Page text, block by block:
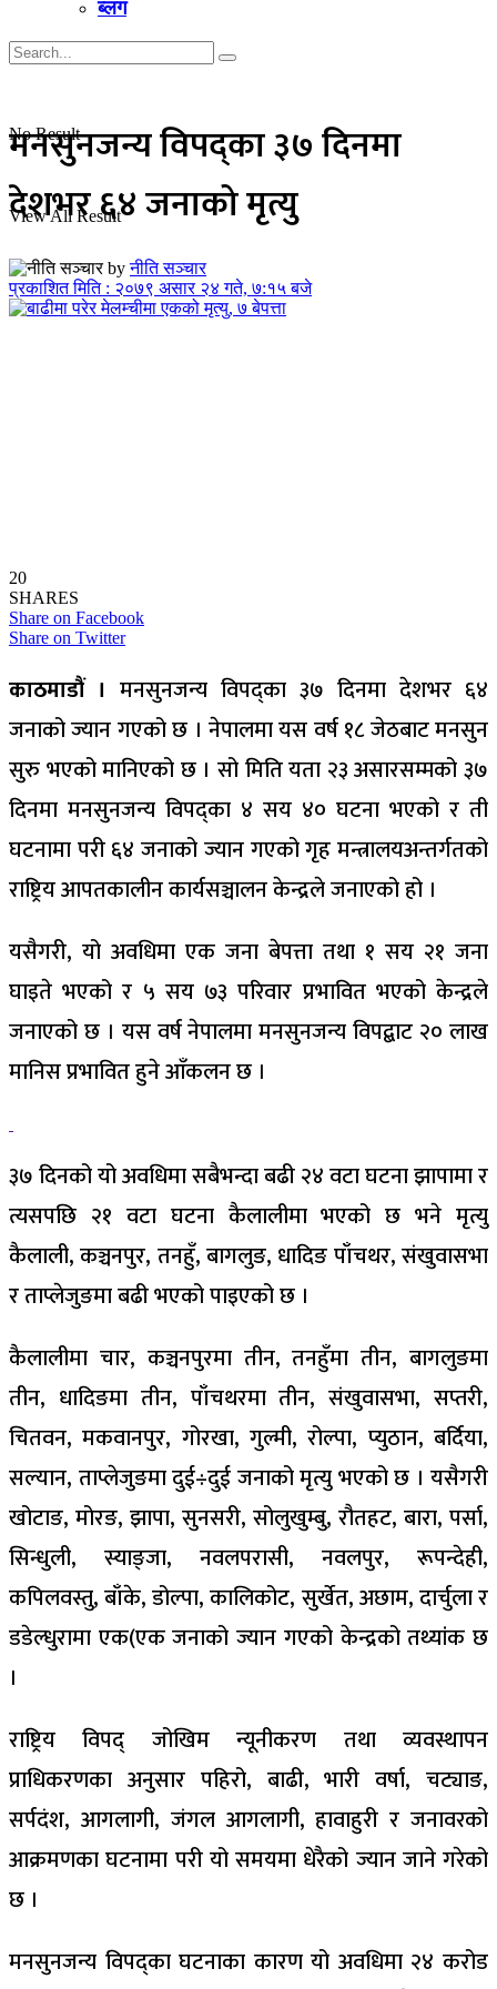
ब्लग
No Result
View All Result
मनसुनजन्य विपद्का ३७ दिनमा
देशभर ६४ जनाको मृत्यु
by नीति सञ्चार
प्रकाशित मिति : २०७९ असार २४ गते, ७:१५ बजे
20
SHARES
Share on Facebook
Share on Twitter
काठमाडौं । मनसुनजन्य विपद्का ३७ दिनमा देशभर ६४
जनाको ज्यान गएको छ । नेपालमा यस वर्ष १८ जेठबाट मनसुन
सुरु भएको मानिएको छ । सो मिति यता २३ असारसम्मको ३७
दिनमा मनसुनजन्य विपद्का ४ सय ४० घटना भएको र ती
घटनामा परी ६४ जनाको ज्यान गएको गृह मन्त्रालयअन्तर्गतको
राष्ट्रिय आपतकालीन कार्यसञ्चालन केन्द्रले जनाएको हो ।
यसैगरी, यो अवधिमा एक जना बेपत्ता तथा १ सय २१ जना
घाइते भएको र ५ सय ७३ परिवार प्रभावित भएको केन्द्रले
जनाएको छ । यस वर्ष नेपालमा मनसुनजन्य विपद्बाट २० लाख
मानिस प्रभावित हुने आँकलन छ ।
३७ दिनको यो अवधिमा सबैभन्दा बढी २४ वटा घटना झापामा र
त्यसपछि २१ वटा घटना कैलालीमा भएको छ भने मृत्यु
कैलाली, कञ्चनपुर, तनहुँ, बागलुङ, धादिङ पाँचथर, संखुवासभा
र ताप्लेजुङमा बढी भएको पाइएको छ ।
कैलालीमा चार, कञ्चनपुरमा तीन, तनहुँमा तीन, बागलुङमा
तीन, धादिङमा तीन, पाँचथरमा तीन, संखुवासभा, सप्तरी,
चितवन, मकवानपुर, गोरखा, गुल्मी, रोल्पा, प्युठान, बर्दिया,
सल्यान, ताप्लेजुङमा दुई÷दुई जनाको मृत्यु भएको छ । यसैगरी
खोटाङ, मोरङ, झापा, सुनसरी, सोलुखुम्बु, रौतहट, बारा, पर्सा,
सिन्धुली, स्याङ्जा, नवलपरासी, नवलपुर, रूपन्देही,
कपिलवस्तु, बाँके, डोल्पा, कालिकोट, सुर्खेत, अछाम, दार्चुला र
डडेल्धुरामा एक(एक जनाको ज्यान गएको केन्द्रको तथ्यांक छ
।
राष्ट्रिय विपद् जोखिम न्यूनीकरण तथा व्यवस्थापन
प्राधिकरणका अनुसार पहिरो, बाढी, भारी वर्षा, चट्याङ,
सर्पदंश, आगलागी, जंगल आगलागी, हावाहुरी र जनावरको
आक्रमणका घटनामा परी यो समयमा धेरैको ज्यान जाने गरेको
छ ।
मनसुनजन्य विपद्का घटनाका कारण यो अवधिमा २४ करोड